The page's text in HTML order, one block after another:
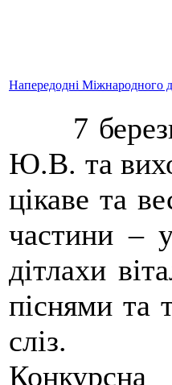
Напередодні Міжнародного
7
Ю.В. та
цікаве та
частини –
дітлахи
піснями та
сліз.